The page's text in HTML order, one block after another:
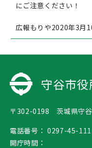
にご注意ください！
広報もりや2020年3月
守谷市
〒302-0198 茨城県守
電話番号： 0297-45-
開庁時間：